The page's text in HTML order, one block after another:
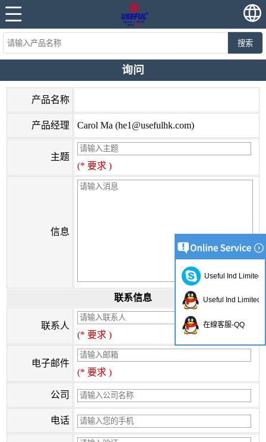
搜索
询问
产品名称
产品经理 Carol Ma (he1@usefulhk.com)
主题
(* 要求 )
信息
联系信息
联系人
(* 要求 )
电子邮件
(* 要求 )
公司
电话
Useful Ind Limited
Useful Ind Limited
在線客服-QQ